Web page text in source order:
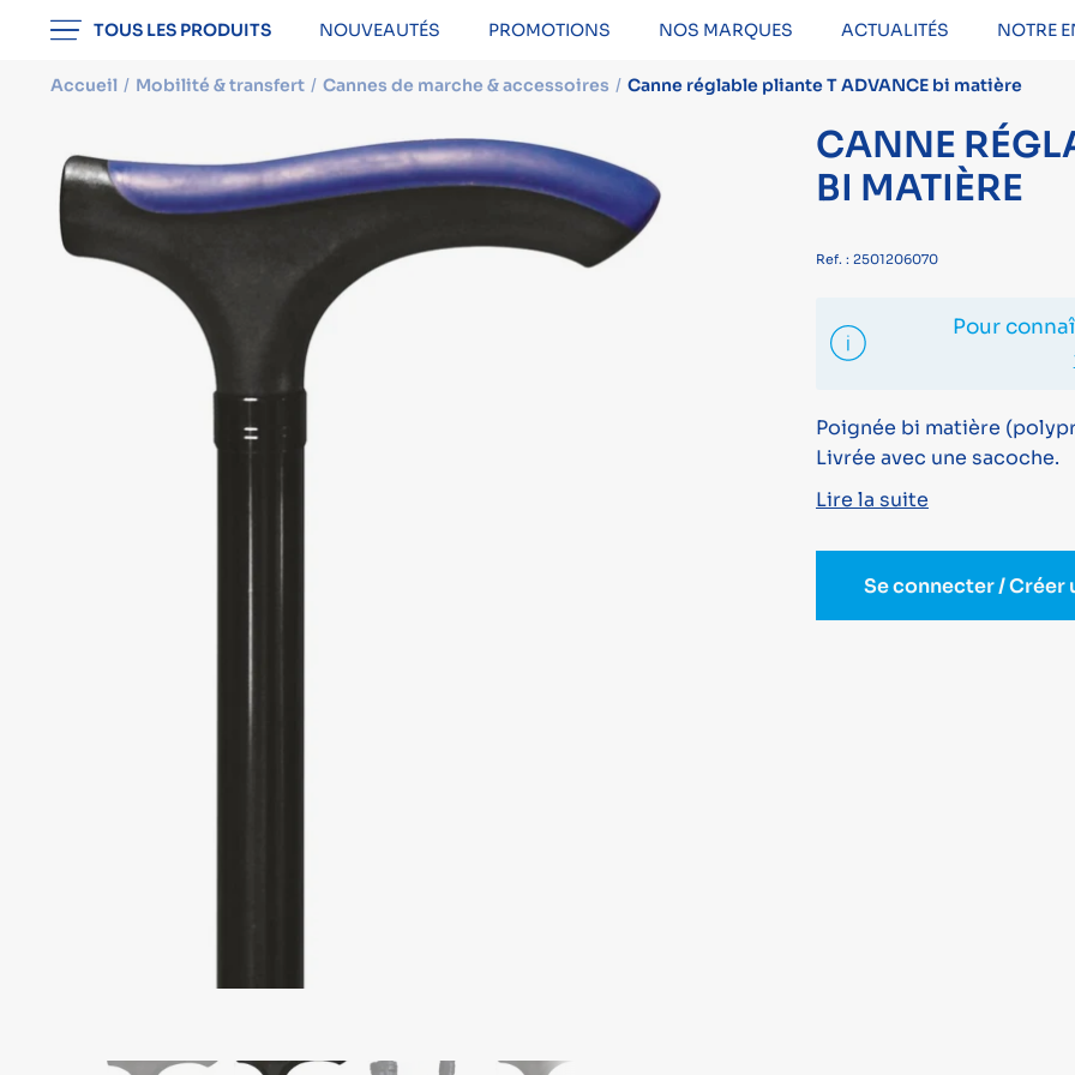
TOUS LES PRODUITS NOUVEAUTÉS PROMOTIONS NOS MARQUES ACTUALITÉS NOTRE
Accueil Mobilité & transfert Cannes de marche & accessoires Canne réglable pliante T ADVANCE bi matière
CANNE
BI MATIÈRE
Ref. : 2501206070
Pour
Poignée bi matière
Livrée avec une sacoche.
Lire la suite
Se connecter / Créer